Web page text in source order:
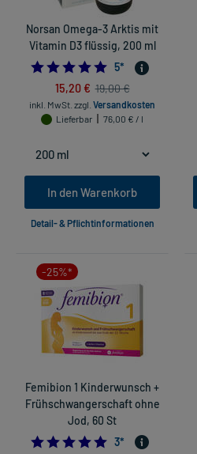
Norsan Omega-3 Arktis mit
Vitamin D3 flüssig, 200 ml
4.8
5*
15,20 € 19,00 €
inkl. MwSt. zzgl. Versandkosten
Lieferbar
76,00 € / l
In den Warenkorb
Detail- & Pflichtinformationen
-25%*
Femibion 1 Kinderwunsch +
Frühschwangerschaft ohne
Jod, 60 St
5.0
3*